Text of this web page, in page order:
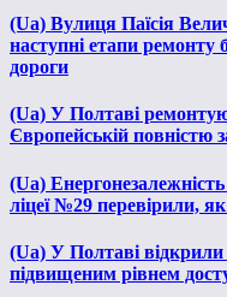
(Ua) Вулиця Паїсія
наступні етапи ремонту
дороги
(Ua) У Полтаві
Європейській повністю
(Ua)
ліцеї №29 перевірили,
(Ua) У Полтаві
підвищеним рівнем